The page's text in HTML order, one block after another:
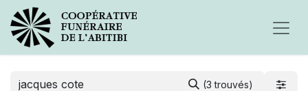
(3 trouvés)